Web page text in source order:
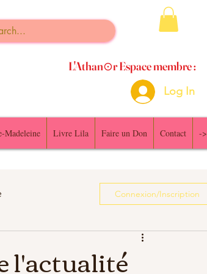
Log In
L'Athan⊙r Espace membre :
Madeleine Livre Lila Faire un Don Contact ->
Connexion/Inscription
l'actualité